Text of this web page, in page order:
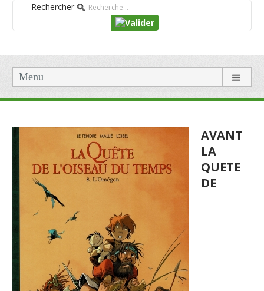
Rechercher
Menu
AVANT
LA
QUETE
DE